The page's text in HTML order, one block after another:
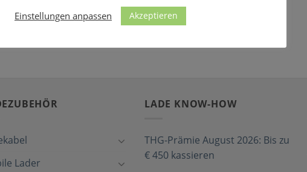
Lader
LADE KNOW-HOW
THG-Prämie August 2026: Bis zu
€ 450 kassieren
Einstellungen anpassen
Akzeptieren